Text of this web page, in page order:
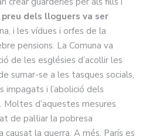
preu dels lloguers va ser
i les vídues i orfes de la
pensions. La Comuna va
de les esglésies d’acollir les
sumar-se a les tasques socials,
impagats i l’abolició dels
d’aquestes mesures
de pal·liar la pobresa
causat la guerra. A més, París es